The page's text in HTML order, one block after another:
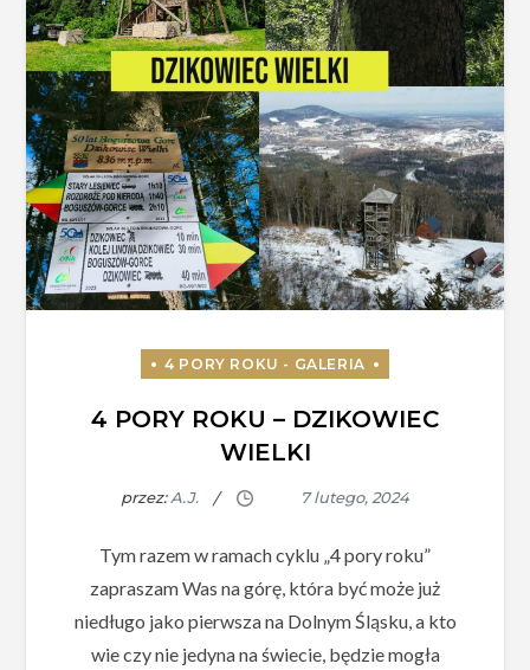
4 PORY ROKU – DZIKOWIEC
WIELKI
przez:A.J.
Tym razem w ramach cyklu „4 pory roku”
zapraszam Was na górę, która być może już
niedługo jako pierwsza na Dolnym Śląsku, a kto
wie czy nie jedyna na świecie, będzie mogła